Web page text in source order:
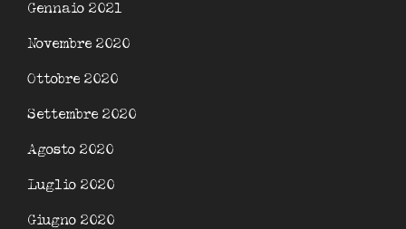
Gennaio 2021
Novembre 2020
Ottobre 2020
Settembre 2020
Agosto 2020
Luglio 2020
Giugno 2020